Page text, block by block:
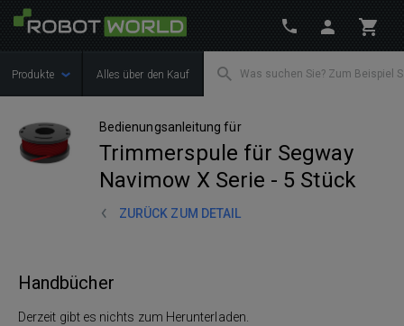
Produkte Alles über den Kauf
Bedienungsanleitung für
Trimmerspule für Segway
Navimow X Serie - 5 Stück
ZURÜCK ZUM DETAIL
Handbücher
Derzeit gibt es nichts zum Herunterladen.